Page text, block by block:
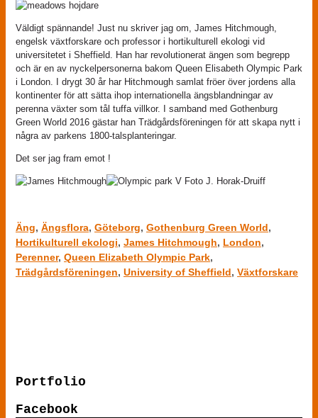
Väldigt spännande! Just nu skriver jag om, James Hitchmough,
engelsk växtforskare och professor i hortikulturell ekologi vid
universitetet i Sheffield. Han har revolutionerat ängen som begrepp
och är en av nyckelpersonerna bakom Queen Elisabeth Olympic Park
i London. I drygt 30 år har Hitchmough samlat fröer över jordens alla
kontinenter för att sätta ihop internationella ängsblandningar av
perenna växter som tål tuffa villkor. I samband med Gothenburg
Green World 2016 gästar han Trädgårdsföreningen för att skapa nytt i
några av parkens 1800-talsplanteringar.
Det ser jag fram emot !
Äng, Ängsflora, Göteborg, Gothenburg Green World,
Hortikulturell ekologi, James Hitchmough, London,
Perenner, Queen Elizabeth Olympic Park,
Trädgårdsföreningen, University of Sheffield, Växtforskare
Portfolio
Facebook